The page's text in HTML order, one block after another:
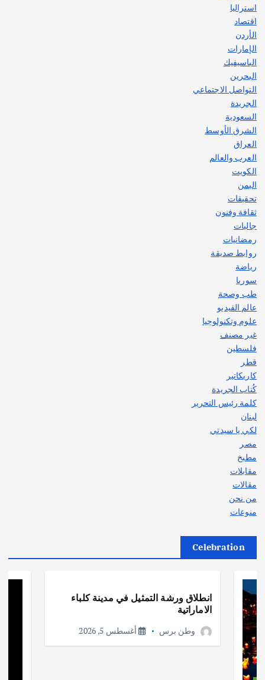
استراليا
اقتصاد
الأردن
الإمارات
الباسيفيك
البحرين
التواصل الاجتماعي
الجريدة
السعودية
الشرق الأوسط
العراق
العرب والعالم
الكويت
اليمن
تحقيقات
ثقافة وفنون
جاليات
رمضانيات
روابط صديقة
رياضة
سوريا
طب وصحة
عالم الفيديو
علوم وتكنولوجيا
غير مصنف
فلسطين
قطر
كاريكاتير
كُتاب الجريدة
كلمة رئيس التحرير
لبنان
لكي يا سيدتي
مصر
مطبخ
مقابلات
مقالات
من نحن
منوعات
Celebration
انطلاق ورشة التمثيل في مدينة كلباء
الاماراتية
وطن برس أغسطس 5, 2026